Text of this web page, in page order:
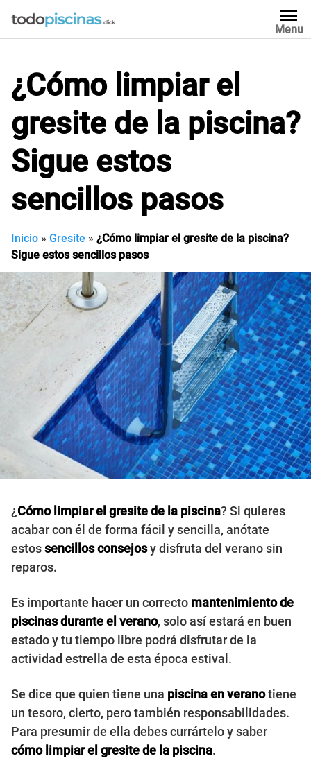
contenido
Menu
¿Cómo limpiar el
gresite de la piscina?
Sigue estos
sencillos pasos
Inicio » Gresite » ¿Cómo limpiar el gresite de la piscina?
Sigue estos sencillos pasos
¿Cómo limpiar el gresite de la piscina? Si quieres
acabar con él de forma fácil y sencilla, anótate
estossencillos consejosy disfruta del verano sin
reparos.
Es importante hacer un correcto mantenimiento de
piscinas durante el verano, solo así estará en buen
estado y tu tiempo libre podrá disfrutar de la
actividad estrella de esta época estival.
Se dice que quien tiene una piscina en veranotiene
un tesoro, cierto, pero también responsabilidades.
Para presumir de ella debes currártelo y saber
cómo limpiar el gresite de la piscina.